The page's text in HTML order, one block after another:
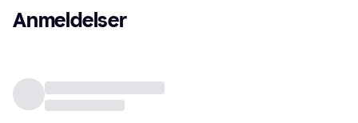
Anmeldelser